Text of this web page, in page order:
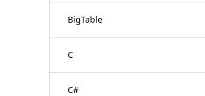
BigTable
C
C#